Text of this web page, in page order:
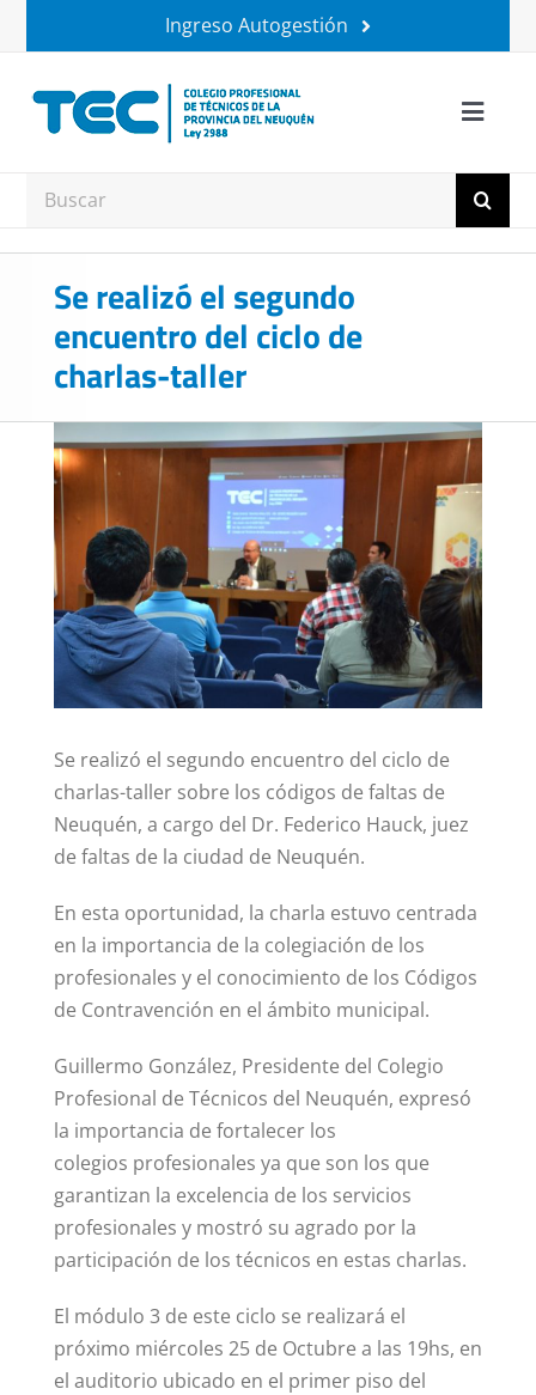
Ingreso Autogestión
Toggle
Matriculados
Trámites
+ Beneficios
Contacto
Buscar:
Se realizó el segundo
encuentro del ciclo de
charlas-taller
Ver
imagen
más
grande
Se realizó el segundo encuentro del ciclo de
charlas-taller sobre los códigos de faltas de
Neuquén, a cargo del Dr. Federico Hauck, juez
de faltas de la ciudad de Neuquén.
En esta oportunidad, la charla estuvo centrada
en la importancia de la colegiación de los
profesionales y el conocimiento de los Códigos
de Contravención en el ámbito municipal.
Guillermo González, Presidente del Colegio
Profesional de Técnicos del Neuquén, expresó
la importancia de fortalecer los
colegios profesionales ya que son los que
garantizan la excelencia de los servicios
profesionales y mostró su agrado por la
participación de los técnicos en estas charlas.
El módulo 3 de este ciclo se realizará el
próximo miércoles 25 de Octubre a las 19hs, en
el auditorio ubicado en el primer piso del